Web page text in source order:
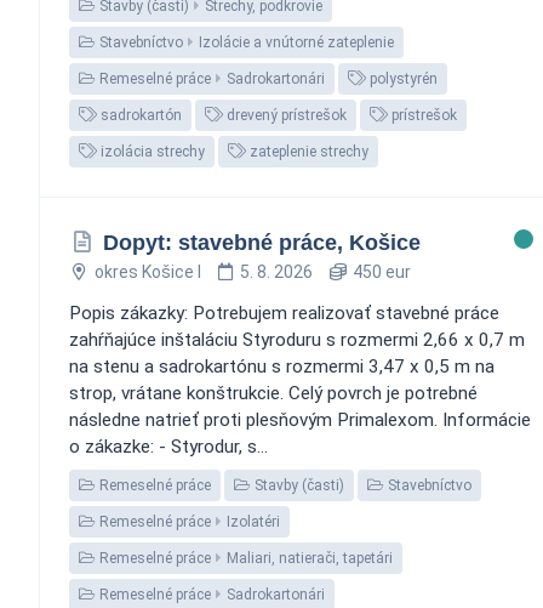
Stavby (časti) Strechy, podkrovie
Stavebníctvo Izolácie a vnútorné zateplenie
Remeselné práce Sadrokartonári polystyrén
sadrokartón drevený prístrešok prístrešok
izolácia strechy zateplenie strechy
Dopyt: stavebné práce, Košice
okres Košice I 5. 8. 2026 450 eur
Popis zákazky: Potrebujem realizovať stavebné práce
zahŕňajúce inštaláciu Styroduru s rozmermi 2,66 x 0,7 m
na stenu a sadrokartónu s rozmermi 3,47 x 0,5 m na
strop, vrátane konštrukcie. Celý povrch je potrebné
následne natrieť proti plesňovým Primalexom. Informácie
o zákazke: - Styrodur, s...
Remeselné práce Stavby (časti) Stavebníctvo
Remeselné práce Izolatéri
Remeselné práce Maliari, natierači, tapetári
Remeselné práce Sadrokartonári